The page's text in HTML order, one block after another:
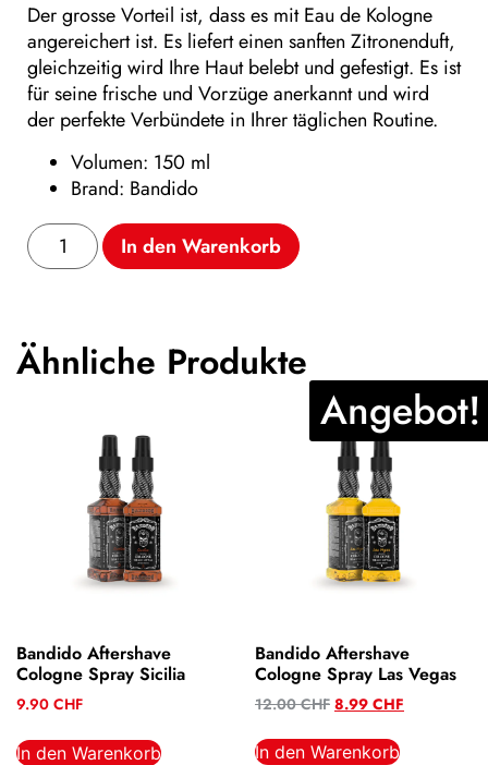
Der grosse Vorteil ist, dass es mit Eau de Kologne
angereichert ist. Es liefert einen sanften Zitronenduft,
gleichzeitig wird Ihre Haut belebt und gefestigt. Es ist
für seine frische und Vorzüge anerkannt und wird
der perfekte Verbündete in Ihrer täglichen Routine.
Volumen: 150 ml
Brand: Bandido
In den Warenkorb
Ähnliche Produkte
Bandido Aftershave
Cologne Spray Sicilia
9.90 CHF
In den Warenkorb
Angebot!
Bandido Aftershave
Cologne Spray Las Vegas
12.00CHF 8.99 CHF
In den Warenkorb